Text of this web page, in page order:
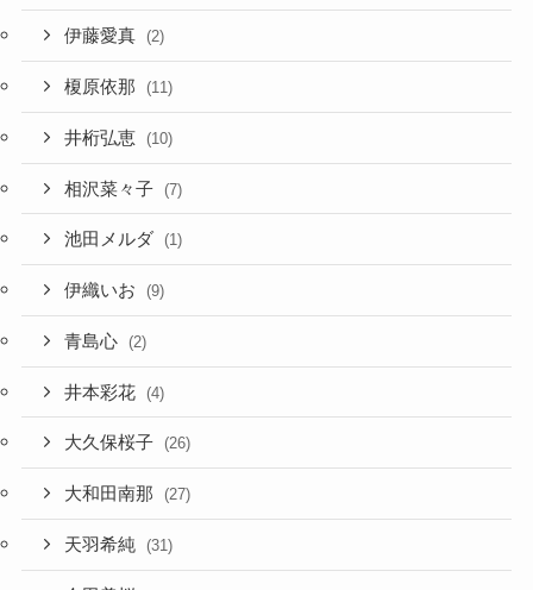
伊藤愛真 (2)
榎原依那 (11)
井桁弘恵 (10)
相沢菜々子 (7)
池田メルダ (1)
伊織いお (9)
青島心 (2)
井本彩花 (4)
大久保桜子 (26)
大和田南那 (27)
天羽希純 (31)